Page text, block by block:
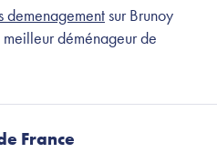
demenagementsur Brunoy
déménageur de
France